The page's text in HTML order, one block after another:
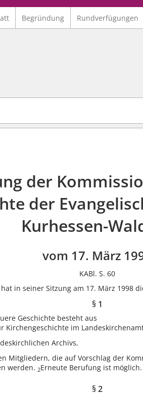
Begründung Rundverfügungen
"*", Bsp. Pfarrer*, findet auch:
Logo Ev. Kirche von
der
der
Kurhessen-
vom 17. März
KABl. S. 60
in seiner Sitzung am 17. März 1998
§ 1
Geschichte besteht aus
Kirchengeschichte im
Archivs,
Mitgliedern, die auf Vorschlag der
werden. 2Erneute Berufung ist möglich.
§ 2